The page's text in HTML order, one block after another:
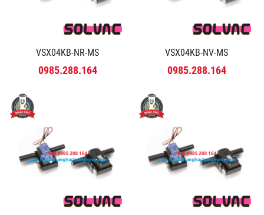
VSX04KB-NR-MS
0985.288.164
VSX04KB-NV-MS
0985.288.164